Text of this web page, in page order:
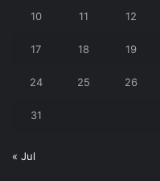
10 11 12
17 18 19
24 25 26
31
« Jul